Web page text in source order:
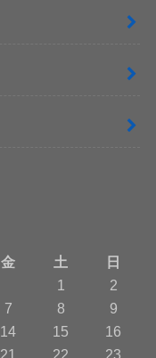
金 土
日
1
2
7 8
9
14 15
16
21 22 23